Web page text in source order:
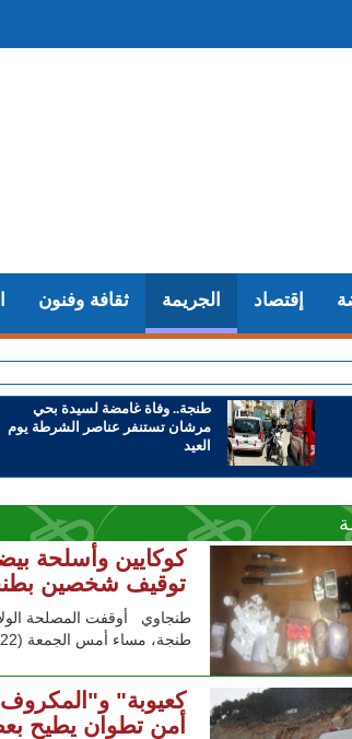
ثقافة وفنون الجريمة إقتصاد
طنجة.. وفاة غامضة لسيدة بحي
مرشان تستنفر عناصر الشرطة يوم
العيد
كوكايين وأسلحة
توقيف شخصين
طنجاوي أوقفت المصلحة
طنجة، مساء أمس الجمعة (22 نونبر)، شخصين يبلغان من
كعيوبة"
أمن تطوان يطيح